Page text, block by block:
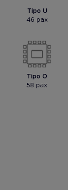
Tipo U
46 pax
Tipo O
58 pax